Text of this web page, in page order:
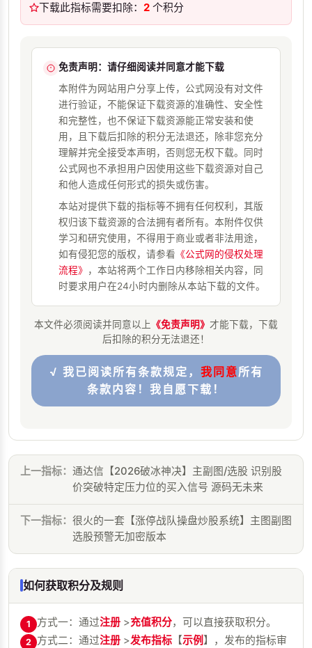
下载此指标需要扣除： 2 个积分
免责声明：请仔细阅读并同意才能下载
本附件为网站用户分享上传，公式网没有对文件
进行验证，不能保证下载资源的准确性、安全性
和完整性，也不保证下载资源能正常安装和使
用，且下载后扣除的积分无法退还，除非您充分
理解并完全接受本声明，否则您无权下载。同时
公式网也不承担用户因使用这些下载资源对自己
和他人造成任何形式的损失或伤害。
本站对提供下载的指标等不拥有任何权利，其版
权归该下载资源的合法拥有者所有。本附件仅供
学习和研究使用，不得用于商业或者非法用途，
如有侵犯您的版权，请参看 《公式网的侵权处理
流程》 ，本站将两个工作日内移除相关内容，同
时要求用户在24小时内删除从本站下载的文件。
本文件必须阅读并同意以上 《免责声明》 才能下载，下载
后扣除的积分无法退还！
√ 我已阅读所有条款规定， 我同意所有
条款内容！我自愿下载！
上一指标： 通达信【2026破冰神决】主副图/选股 识别股
价突破特定压力位的买入信号 源码无未来
下一指标： 很火的一套【涨停战队操盘炒股系统】主图副图
选股预警无加密版本
如何获取积分及规则
1 方式一：通过注册 >充值积分，可以直接获取积分。
2 方式二：通过注册 >发布指标 【示例 】，发布的指标审